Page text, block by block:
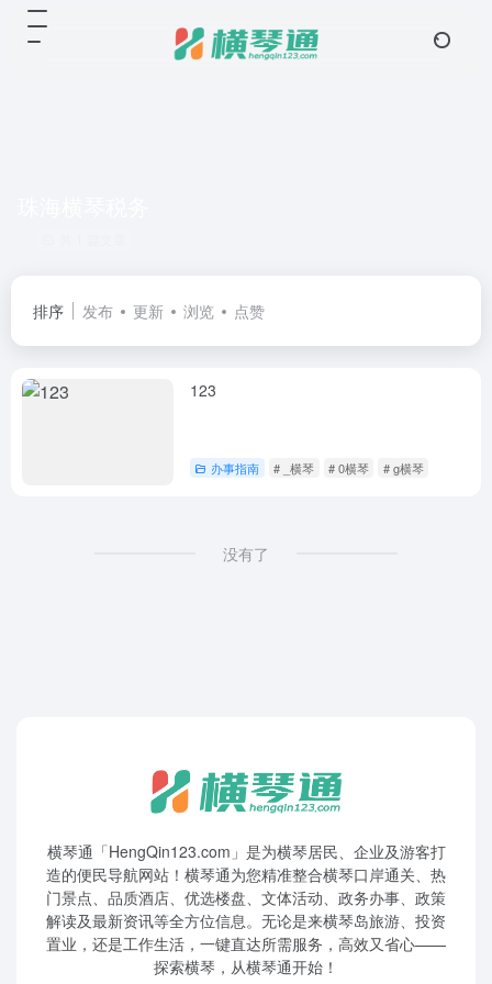
排序 发布 更新 浏览 点赞
123
办事指南 # _横琴 # 0横琴 # g横琴
没有了
横琴通「HengQin123.com」是为横琴居民、企业及游客打
造的便民导航网站！横琴通为您精准整合横琴口岸通关、热
门景点、品质酒店、优选楼盘、文体活动、政务办事、政策
解读及最新资讯等全方位信息。无论是来横琴岛旅游、投资
置业，还是工作生活，一键直达所需服务，高效又省心——
探索横琴，从横琴通开始！